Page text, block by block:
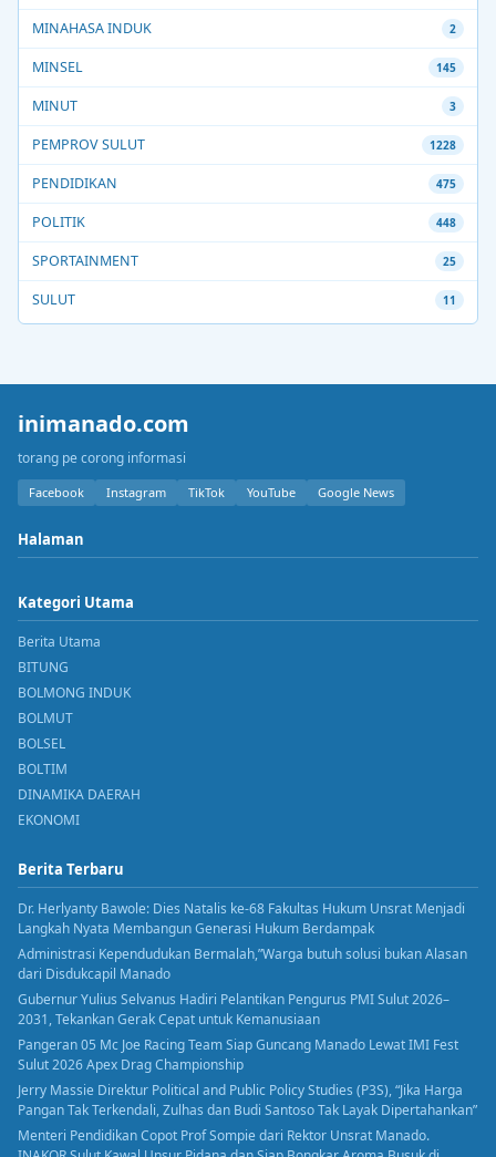
MINAHASA INDUK 2
MINSEL 145
MINUT 3
PEMPROV SULUT 1228
PENDIDIKAN 475
POLITIK 448
SPORTAINMENT 25
SULUT 11
inimanado.com
torang pe corong informasi
Facebook Instagram TikTok YouTube Google News
Halaman
Kategori Utama
Berita Utama
BITUNG
BOLMONG INDUK
BOLMUT
BOLSEL
BOLTIM
DINAMIKA DAERAH
EKONOMI
Berita Terbaru
Dr. Herlyanty Bawole: Dies Natalis ke-68 Fakultas Hukum Unsrat Menjadi
Langkah Nyata Membangun Generasi Hukum Berdampak
Administrasi Kependudukan Bermalah,”Warga butuh solusi bukan Alasan
dari Disdukcapil Manado
Gubernur Yulius Selvanus Hadiri Pelantikan Pengurus PMI Sulut 2026–
2031, Tekankan Gerak Cepat untuk Kemanusiaan
Pangeran 05 Mc Joe Racing Team Siap Guncang Manado Lewat IMI Fest
Sulut 2026 Apex Drag Championship
Jerry Massie Direktur Political and Public Policy Studies (P3S), “Jika Harga
Pangan Tak Terkendali, Zulhas dan Budi Santoso Tak Layak Dipertahankan”
Menteri Pendidikan Copot Prof Sompie dari Rektor Unsrat Manado.